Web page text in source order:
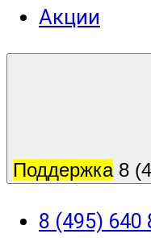
Акции
Поддержка8
8 (495) 640